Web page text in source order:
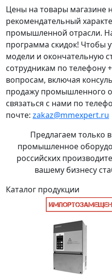
Цены на товары магазине
рекомендательный
промышленной отрасли.
программа скидок! Чтобы
модели и окончательную
сотрудникам по телефону
вопросам, включая
продажу промышленного
связаться с нами по
почте: zakaz@mmexpert.ru
Предлагаем только
промышленное
российских
вашему бизнесу
Каталог продукции